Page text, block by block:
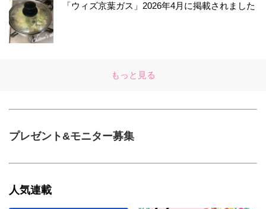
「ウィズ京葉ガス」2026年4月に掲載されました
もっと見る
プレゼント&モニター募集
人気連載